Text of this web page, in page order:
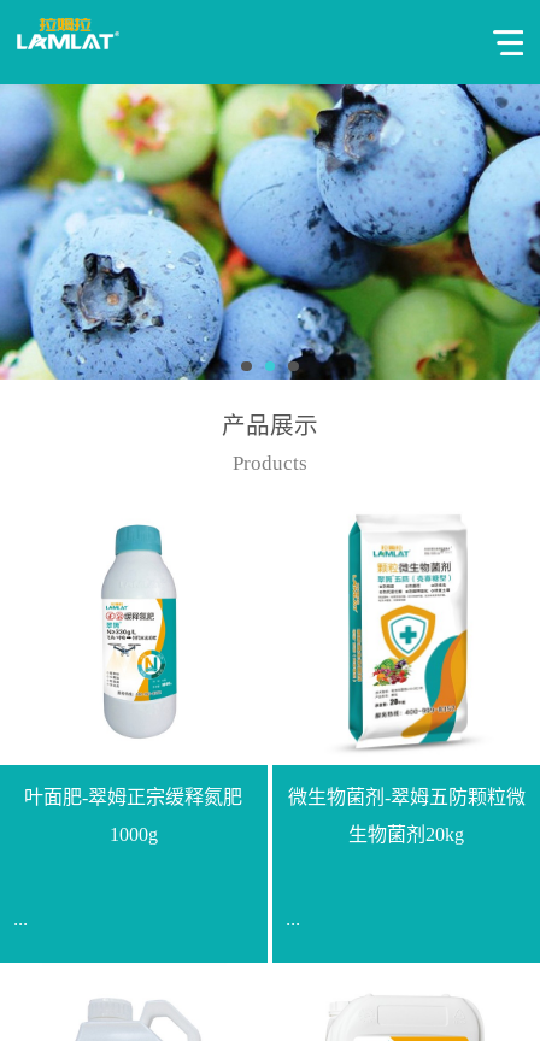
产品展示
Products
叶面肥-翠姆正宗缓释氮肥
1000g
...
【通用名称】脲甲醛缓释
微生物菌剂-翠姆五防颗粒微
生物菌剂20kg
...
【通用名称】微生物菌剂